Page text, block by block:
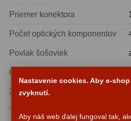
Filtry L-RGB
Filtry Pass6
Filtry Block
Priemer konektora
Počet optických komponentov
Povlak šošoviek
Očnice
Závit pre filtre
Telo
Nastavenie cookies. Aby e-
zvyknutí.
Aby náš web ďalej fungoval tak,